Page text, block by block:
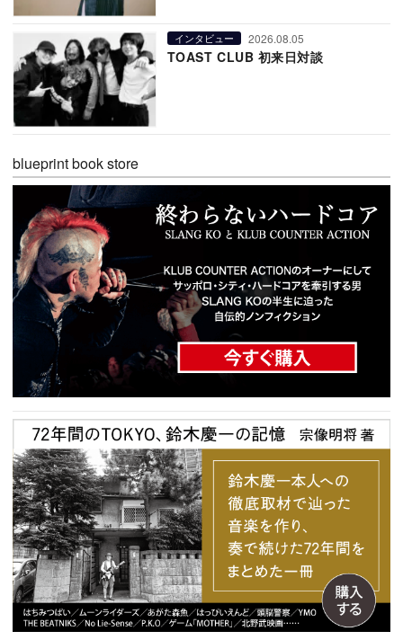
インタビュー 2026.08.05
TOAST CLUB 初来日対談
blueprint book store